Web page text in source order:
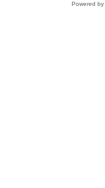
Powered by